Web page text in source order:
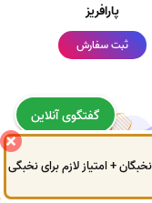
پارافریز
ثبت سفارش
0914972
+ امتیاز لازم برای نخبگی
گفتگوی آنلاین